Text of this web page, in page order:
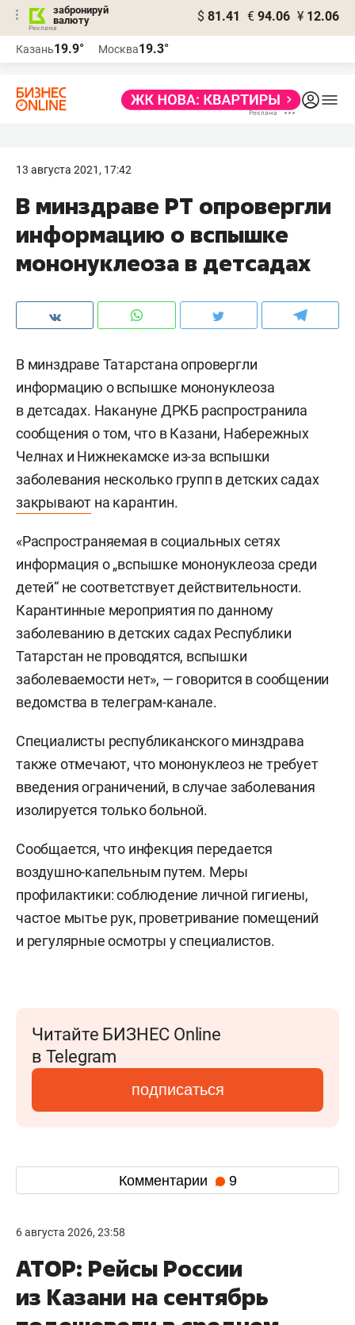
забронируй
валюту
$ 81.41 € 94.06 ¥ 12.06
Казань19.9° Москва19.3°
13 августа 2021, 17:42
В минздраве РТ опровергли
информацию о вспышке
мононуклеоза в детсадах
В минздраве Татарстана опровергли
информацию о вспышке мононуклеоза
в детсадах. Накануне ДРКБ распространила
сообщения о том, что в Казани, Набережных
Челнах и Нижнекамске из-за вспышки
заболевания несколько групп в детских садах
закрывают на карантин.
«Распространяемая в социальных сетях
информация о „вспышке мононуклеоза среди
детей“ не соответствует действительности.
Карантинные мероприятия по данному
заболеванию в детских садах Республики
Татарстан не проводятся, вспышки
заболеваемости нет», — говорится в сообщении
ведомства в телеграм-канале.
Специалисты республиканского минздрава
также отмечают, что мононуклеоз не требует
введения ограничений, в случае заболевания
изолируется только больной.
Сообщается, что инфекция передается
воздушно-капельным путем. Меры
профилактики: соблюдение личной гигиены,
частое мытье рук, проветривание помещений
и регулярные осмотры у специалистов.
Читайте БИЗНЕС Online
в Telegram
подписаться
Комментарии 9
6 августа 2026, 23:58
АТОР: Рейсы России
из Казани на сентябрь